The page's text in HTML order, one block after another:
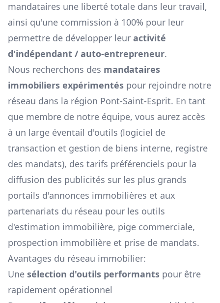
mandataires une liberté totale dans leur travail,
ainsi qu'une commission à 100% pour leur
permettre de développer leur activité
d'indépendant / auto-entrepreneur.
Nous recherchons des mandataires
immobiliers expérimentés pour rejoindre notre
réseau dans la région Pont-Saint-Esprit. En tant
que membre de notre équipe, vous aurez accès
à un large éventail d'outils (logiciel de
transaction et gestion de biens interne, registre
des mandats), des tarifs préférenciels pour la
diffusion des publicités sur les plus grands
portails d'annonces immobilières et aux
partenariats du réseau pour les outils
d'estimation immobilière, pige commerciale,
prospection immobilière et prise de mandats.
Avantages du réseau immobilier:
Une sélection d'outils performants pour être
rapidement opérationnel